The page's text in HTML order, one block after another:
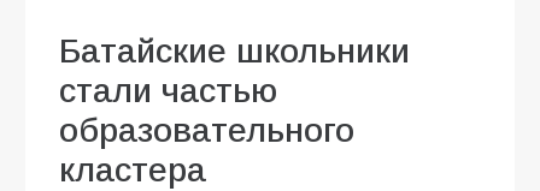
Батайские школьники
стали частью
образовательного
кластера